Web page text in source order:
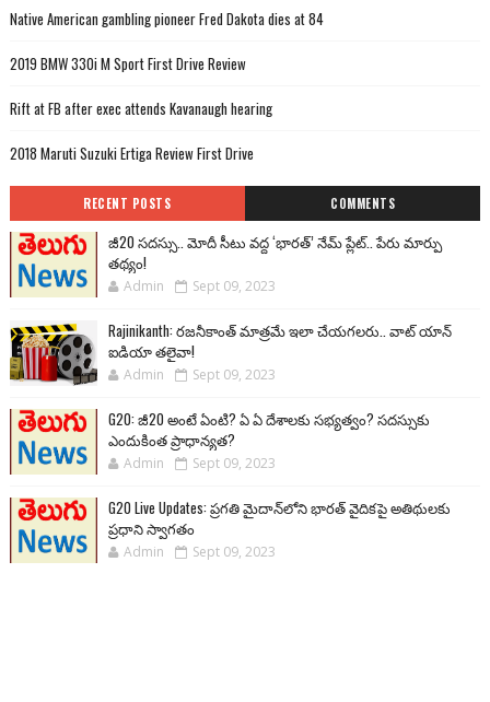
Native American gambling pioneer Fred Dakota dies at 84
2019 BMW 330i M Sport First Drive Review
Rift at FB after exec attends Kavanaugh hearing
2018 Maruti Suzuki Ertiga Review First Drive
RECENT POSTS COMMENTS
జీ20 సదస్సు.. మోదీ సీటు వద్ద ‘భారత్’ నేమ్ ప్లేట్‌.. పేరు మార్పు
తథ్యం!
Admin Sept 09, 2023
Rajinikanth: రజనీకాంత్ మాత్రమే ఇలా చేయగలరు.. వాట్ యాన్
ఐడియా తలైవా!
Admin Sept 09, 2023
G20: జీ20 అంటే ఏంటి? ఏ ఏ దేశాలకు సభ్యత్వం? సదస్సుకు
ఎందుకింత ప్రాధాన్యత?
Admin Sept 09, 2023
G20 Live Updates: ప్రగతి మైదాన్‌లోని భారత్ వైదికపై అతిథులకు
ప్రధాని స్వాగతం
Admin Sept 09, 2023